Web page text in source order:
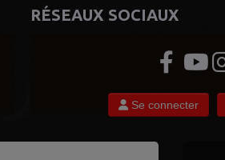
RÉSEAUX SOCIAUX
Se connecter